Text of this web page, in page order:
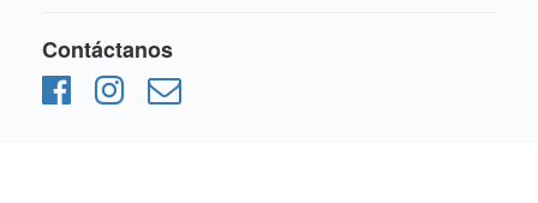
Contáctanos